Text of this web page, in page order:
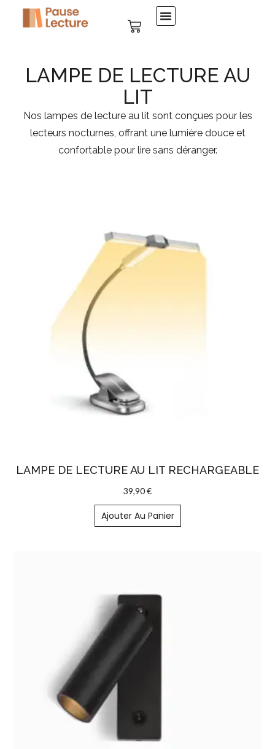
LAMPE DE LECTURE AU
LIT
Nos lampes de lecture au lit sont conçues pour les
lecteurs nocturnes, offrant une lumière douce et
confortable pour lire sans déranger.
LAMPE DE LECTURE AU LIT RECHARGEABLE
39,90€
Ajouter Au Panier